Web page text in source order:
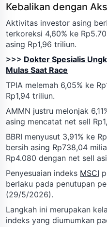
Kebalikan dengan
Aktivitas investor asing
terkoreksi 4,60% ke
asing Rp1,96 triliun.
>>> Dokter Spesialis
Mulas Saat Race
TPIA melemah 6,05% ke
Rp1,94 triliun.
AMMN justru melonjak
asing mencatat net sell
BBRI menyusut 3,91% ke
bersih asing Rp738,04
Rp4.080 dengan net sell
Penyesuaian indeks MSCI
berlaku pada penutupan
(29/5/2026).
Langkah ini merupakan
indeks yang diumumkan